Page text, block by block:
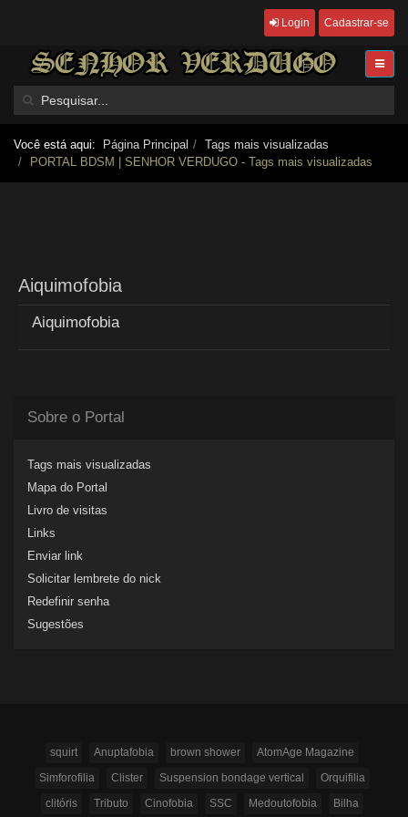
Login Cadastrar-se
Você está aqui: Página Principal
Tags mais visualizadas
PORTAL BDSM | SENHOR VERDUGO - Tags mais visualizadas
Aiquimofobia
Aiquimofobia
Sobre o Portal
Tags mais visualizadas
Mapa do Portal
Livro de visitas
Links
Enviar link
Solicitar lembrete do nick
Redefinir senha
Sugestões
squirt Anuptafobia brown shower
AtomAge Magazine
Simforofilia
Clister Suspension bondage vertical
Orquifilia
clitóris
Tributo Cinofobia SSC Medoutofobia Bilha